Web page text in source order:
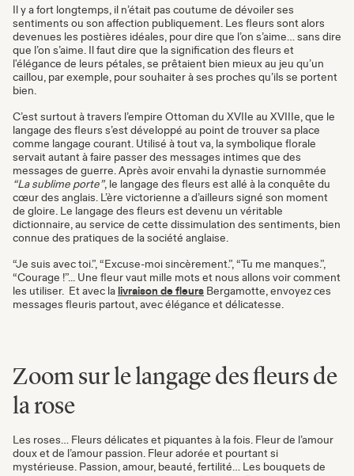
Il y a fort longtemps, il n’était pas coutume de dévoiler ses
sentiments ou son affection publiquement. Les fleurs sont alors
devenues les postières idéales, pour dire que l’on s’aime… sans dire
que l’on s’aime. Il faut dire que la signification des fleurs et
l'élégance de leurs pétales, se prêtaient bien mieux au jeu qu’un
caillou, par exemple, pour souhaiter à ses proches qu’ils se portent
bien.
C’est surtout à travers l’empire Ottoman du XVIIe au XVIIIe, que le
langage des fleurs s’est développé au point de trouver sa place
comme langage courant. Utilisé à tout va, la symbolique florale
servait autant à faire passer des messages intimes que des
messages de guerre. Après avoir envahi la dynastie surnommée
“La sublime porte”, le langage des fleurs est allé à la conquête du
cœur des anglais. L’ère victorienne a d’ailleurs signé son moment
de gloire. Le langage des fleurs est devenu un véritable
dictionnaire, au service de cette dissimulation des sentiments, bien
connue des pratiques de la société anglaise.
“Je suis avec toi.”, “Excuse-moi sincèrement.”, “Tu me manques.”,
“Courage !”... Une fleur vaut mille mots et nous allons voir comment
les utiliser. Et avec la livraison de fleurs Bergamotte, envoyez ces
messages fleuris partout, avec élégance et délicatesse.
Zoom sur le langage des fleurs de
la rose
Les roses… Fleurs délicates et piquantes à la fois. Fleur de l’amour
doux et de l’amour passion. Fleur adorée et pourtant si
mystérieuse. Passion, amour, beauté, fertilité… Les bouquets de